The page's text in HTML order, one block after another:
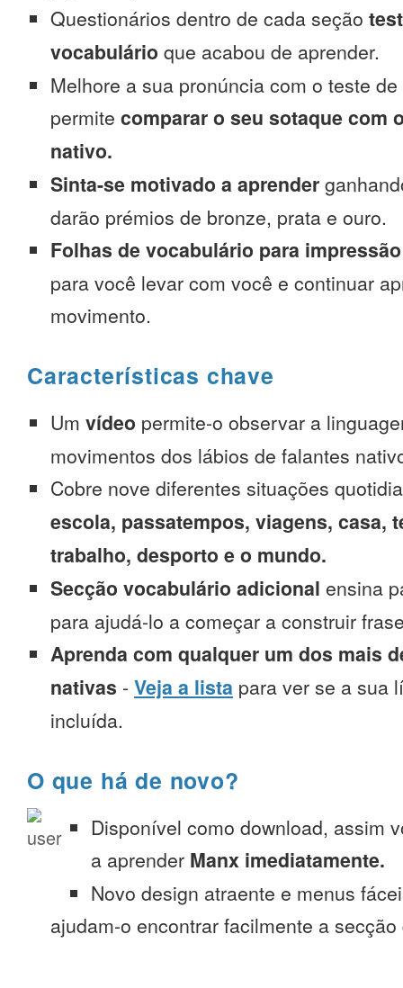
Questionários dentro de cada seção
vocabulário que acabou de aprender.
Melhore a sua pronúncia com o teste
permite comparar o seu sotaque com
nativo.
Sinta-se motivado a aprender
darão prémios de bronze, prata e ouro.
Folhas de vocabulário para impressão
para você levar com você e continuar
movimento.
Características chave
Um vídeo permite-o observar a
movimentos dos lábios de falantes
Cobre nove diferentes situações
escola, passatempos, viagens, casa,
trabalho, desporto e o mundo.
Secção vocabulário adicional ensina
para ajudá-lo a começar a construir
Aprenda com qualquer um dos mais
nativas - Veja a lista para ver se a sua
incluída.
O que há de novo?
Disponível como download, assim
a aprender Manx imediatamente.
Novo design atraente e menus
ajudam-o encontrar facilmente a